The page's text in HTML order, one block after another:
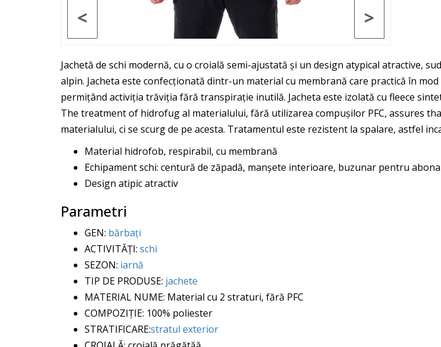
>
<
Jachetă de schi modernă, cu o croială semi-ajustată și un design atypical atractive,
alpin. Jacheta este confecționată dintr-un material cu membrană care practică în
permițând activiția trăviția fără transpirație inutilă. Jacheta este izolată cu fleece
The treatment of hidrofug al materialului, fără utilizarea compușilor PFC, assures
materialului, ci se scurg de pe acesta. Tratamentul este rezistent la spalare, astfel
Material hidrofob, respirabil, cu membrană
Echipament schi: centură de zăpadă, manșete interioare, buzunar pentru
Design atipic atractiv
Parametri
GEN: bărbați
ACTIVITĂȚI: schi
SEZON: iarnă
TIP DE PRODUSE: jachete
MATERIAL NUME: Material cu 2 straturi, fără PFC
COMPOZIȚIE: 100% poliester
STRATIFICARE:stratul exterior